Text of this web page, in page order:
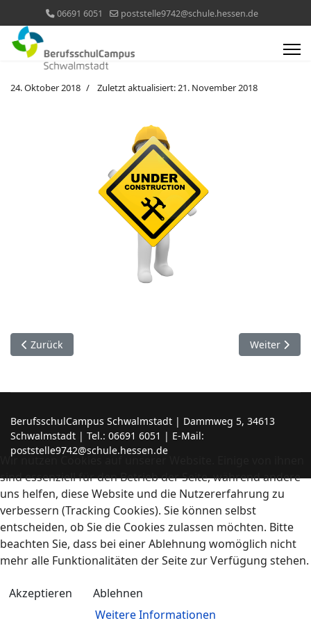
06691 6051 poststelle9742@schule.hessen.de
24. Oktober 2018 Zuletzt aktualisiert: 21. November 2018
Vorheriger Beitrag: Test
Zurück Nächster
Weiter
BerufsschulCampus Schwalmstadt | Dammweg 5, 34613
Schwalmstadt | Tel.: 06691 6051 | E-Mail:
poststelle9742@schule.hessen.de
Wir nutzen Cookies auf unserer Website. Einige von ihnen
sind essenziell für den Betrieb der Seite, während andere
uns helfen, diese Website und die Nutzererfahrung zu
verbessern (Tracking Cookies). Sie können selbst
entscheiden, ob Sie die Cookies zulassen möchten. Bitte
beachten Sie, dass bei einer Ablehnung womöglich nicht
mehr alle Funktionalitäten der Seite zur Verfügung stehen.
Akzeptieren
Ablehnen
Weitere Informationen